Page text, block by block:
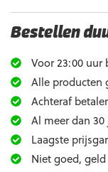
Bestellen
Voor 23:00 uur
Alle producten
Achteraf
Al meer dan
Laagste
Niet goed,